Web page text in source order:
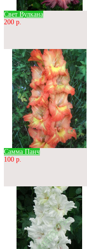
Свет Вулкана
200 р.
Самма Панч
100 р.